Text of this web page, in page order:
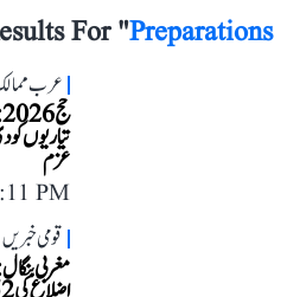
For "Preparations
عرب
تیاریوں کو
عزم
PM
قومی خبریں